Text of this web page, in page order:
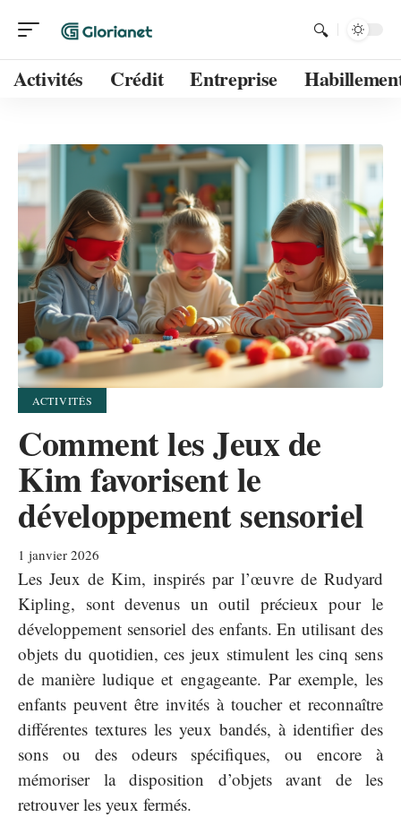
Activités Crédit Entreprise
ACTIVITÉS
Comment les Jeux de
Kim favorisent le
développement sensoriel
1 janvier 2026
Les Jeux de Kim, inspirés par l’œuvre de Rudyard
Kipling, sont devenus un outil précieux pour le
développement sensoriel des enfants. En utilisant des
objets du quotidien, ces jeux stimulent les cinq sens
de manière ludique et engageante. Par exemple, les
enfants peuvent être invités à toucher et reconnaître
différentes textures les yeux bandés, à identifier des
sons ou des odeurs spécifiques, ou encore à
mémoriser la disposition d’objets avant de les
retrouver les yeux fermés.